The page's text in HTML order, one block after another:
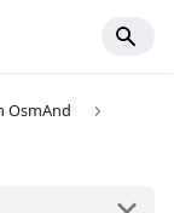
OsmAnd